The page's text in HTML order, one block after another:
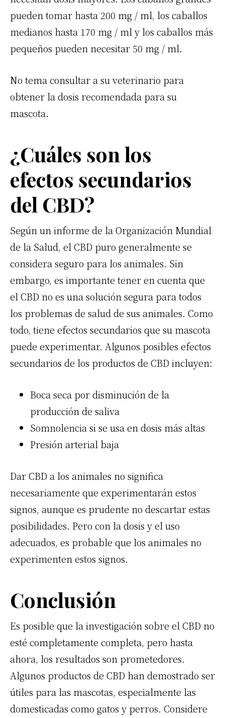
pueden tomar hasta 200 mg / ml, los caballos
medianos hasta 170 mg / ml y los caballos más
pequeños pueden necesitar 50 mg / ml.
No tema consultar a su veterinario para
obtener la dosis recomendada para su
mascota.
¿Cuáles son los
efectos secundarios
del CBD?
Según un informe de la Organización Mundial
de la Salud, el CBD puro generalmente se
considera seguro para los animales. Sin
embargo, es importante tener en cuenta que
el CBD no es una solución segura para todos
los problemas de salud de sus animales. Como
todo, tiene efectos secundarios que su mascota
puede experimentar. Algunos posibles efectos
secundarios de los productos de CBD incluyen:
Boca seca por disminución de la
producción de saliva
Somnolencia si se usa en dosis más altas
Presión arterial baja
Dar CBD a los animales no significa
necesariamente que experimentarán estos
signos, aunque es prudente no descartar estas
posibilidades. Pero con la dosis y el uso
adecuados, es probable que los animales no
experimenten estos signos.
Conclusión
Es posible que la investigación sobre el CBD no
esté completamente completa, pero hasta
ahora, los resultados son prometedores.
Algunos productos de CBD han demostrado ser
útiles para las mascotas, especialmente las
domesticadas como gatos y perros. Considere